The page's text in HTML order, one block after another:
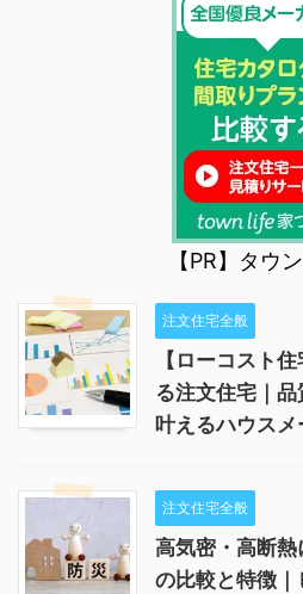
【PR】タウ
注文住宅全般
【ローコスト
る注文住宅｜
叶えるハウス
注文住宅全般
高気密・高断
の比較と特徴